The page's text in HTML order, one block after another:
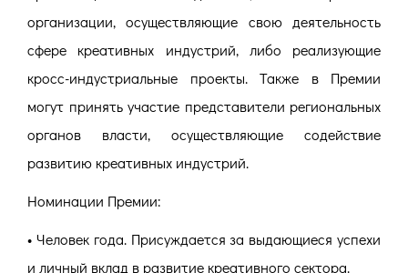
организации, осуществляющие свою деятельность
сфере креативных индустрий, либо реализующие
кросс-индустриальные проекты. Также в Премии
могут принять участие представители региональных
органов власти, осуществляющие содействие
развитию креативных индустрий.
Номинации Премии:
• Человек года. Присуждается за выдающиеся успехи
и личный вклад в развитие креативного сектора.